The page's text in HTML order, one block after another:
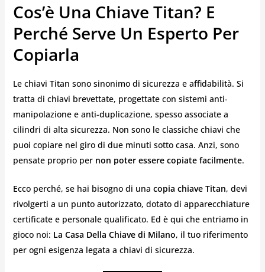
Cos’è Una Chiave Titan? E
Perché Serve Un Esperto Per
Copiarla
Le chiavi Titan sono sinonimo di sicurezza e affidabilità. Si
tratta di chiavi brevettate, progettate con sistemi anti-
manipolazione e anti-duplicazione, spesso associate a
cilindri di alta sicurezza. Non sono le classiche chiavi che
puoi copiare nel giro di due minuti sotto casa. Anzi, sono
pensate proprio per non poter essere copiate facilmente.
Ecco perché, se hai bisogno di una copia chiave Titan, devi
rivolgerti a un punto autorizzato, dotato di apparecchiature
certificate e personale qualificato. Ed è qui che entriamo in
gioco noi: La Casa Della Chiave di Milano, il tuo riferimento
per ogni esigenza legata a chiavi di sicurezza.